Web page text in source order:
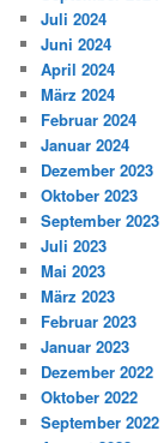
Juli 2024
Juni 2024
April 2024
März 2024
Februar 2024
Januar 2024
Dezember 2023
Oktober 2023
September 2023
Juli 2023
Mai 2023
März 2023
Februar 2023
Januar 2023
Dezember 2022
Oktober 2022
September 2022